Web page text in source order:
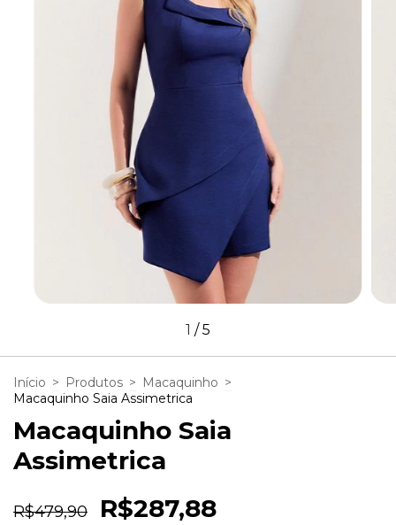
1 /5
Início > Produtos > Macaquinho >
Macaquinho Saia Assimetrica
Macaquinho Saia
Assimetrica
R$479,90 R$287,88